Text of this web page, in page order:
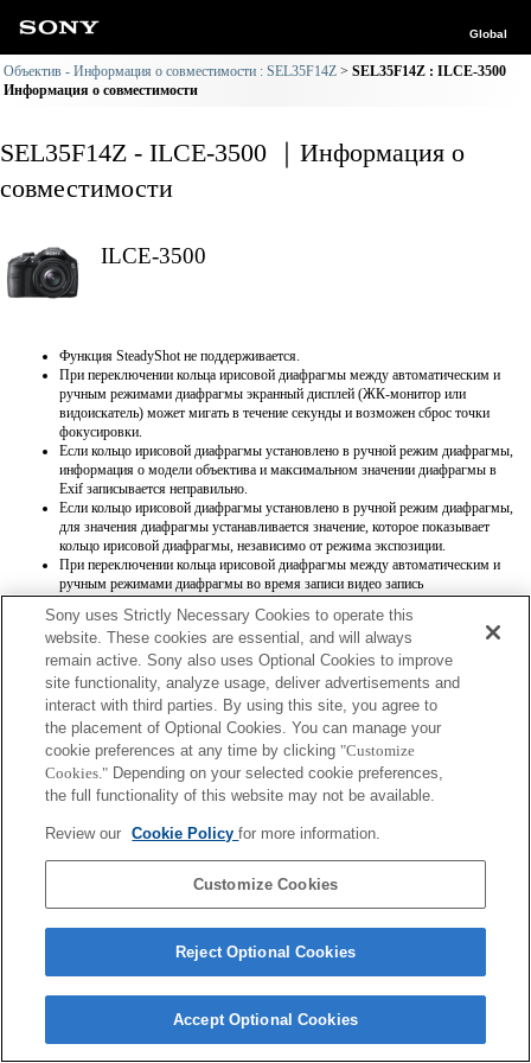
Global
Объектив - Информация о совместимости : SEL35F14Z
SEL35F14Z : ILCE-3500
Информация о совместимости
SEL35F14Z - ILCE-3500 ｜Информация о
совместимости
ILCE-3500
Функция SteadyShot не поддерживается.
При переключении кольца ирисовой диафрагмы между автоматическим и
ручным режимами диафрагмы экранный дисплей (ЖК-монитор или
видоискатель) может мигать в течение секунды и возможен сброс точки
фокусировки.
Если кольцо ирисовой диафрагмы установлено в ручной режим диафрагмы,
информация о модели объектива и максимальном значении диафрагмы в
Exif записывается неправильно.
Если кольцо ирисовой диафрагмы установлено в ручной режим диафрагмы,
для значения диафрагмы устанавливается значение, которое показывает
кольцо ирисовой диафрагмы, независимо от режима экспозиции.
При переключении кольца ирисовой диафрагмы между автоматическим и
ручным режимами диафрагмы во время записи видео запись
При поворачивании кольца ирисовой диафрагмы время до перехода в режим
экономии энергии не продлевается.
Если кольцо ирисовой диафрагмы установлено в ручной режим, функция
Background Defocus Control [Регулировка фоновой расфокусировки] в
режиме Photo Creativity [Творческое фото] работает неправильно, однако
информация на экранном дисплее отображается как обычно.
Sony uses Strictly Necessary Cookies to operate this
website. These cookies are essential, and will always
remain active. Sony also uses Optional Cookies to improve
site functionality, analyze usage, deliver advertisements and
interact with third parties. By using this site, you agree to
the placement of Optional Cookies. You can manage your
cookie preferences at any time by clicking "Customize
Cookies." Depending on your selected cookie preferences,
the full functionality of this website may not be available.
Review our Cookie Policyfor more information.
Customize Cookies
Reject Optional Cookies
Accept Optional Cookies